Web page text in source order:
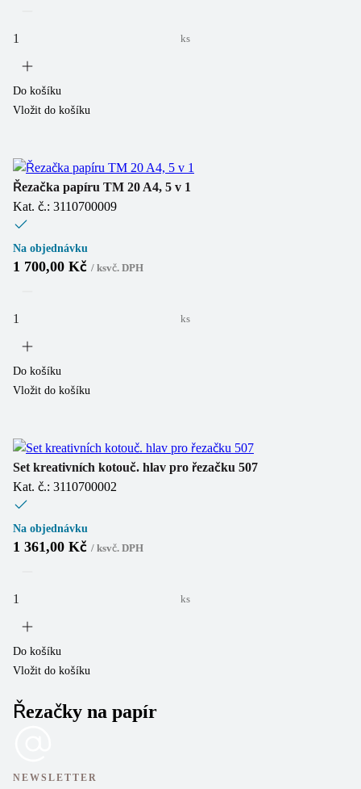
ks
Do košíku
Vložit do košíku
Řezačka papíru TM 20 A4, 5 v 1
Kat. č.: 3110700009
Na objednávku
1 700,00 Kč / ksvč. DPH
ks
Do košíku
Vložit do košíku
Set kreativních kotouč. hlav pro řezačku 507
Kat. č.: 3110700002
Na objednávku
1 361,00 Kč / ksvč. DPH
ks
Do košíku
Vložit do košíku
Řezačky na papír
NEWSLETTER